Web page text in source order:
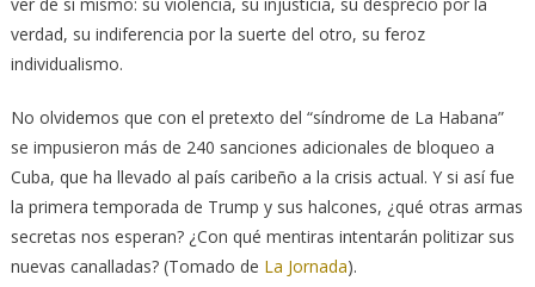
verdad, su indiferencia por la suerte del otro, su feroz
individualismo.
No olvidemos que con el pretexto del “síndrome de La Habana”
se impusieron más de 240 sanciones adicionales de bloqueo a
Cuba, que ha llevado al país caribeño a la crisis actual. Y si así fue
la primera temporada de Trump y sus halcones, ¿qué otras armas
secretas nos esperan? ¿Con qué mentiras intentarán politizar sus
nuevas canalladas? (Tomado de La Jornada).